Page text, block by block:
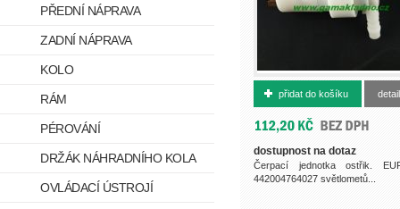
362930290
přidat do košíku detail
dostupnost na dotaz
Čerpací jednotka ostřik.
442004764027 světlometů...
PŘEDNÍ NÁPRAVA
ZADNÍ NÁPRAVA
KOLO
RÁM
PÉROVÁNÍ
DRŽÁK NÁHRADNÍHO KOLA
OVLÁDACÍ ÚSTROJÍ